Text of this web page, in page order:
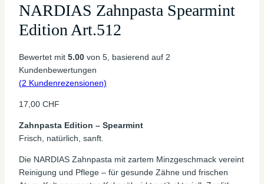
NARDIAS Zahnpasta Spearmint
Edition Art.512
Bewertet mit 5.00 von 5, basierend auf 2
Kundenbewertungen
(2 Kundenrezensionen)
17,00 CHF
Zahnpasta Edition – Spearmint
Frisch, natürlich, sanft.
Die NARDIAS Zahnpasta mit zartem Minzgeschmack vereint
Reinigung und Pflege – für gesunde Zähne und frischen